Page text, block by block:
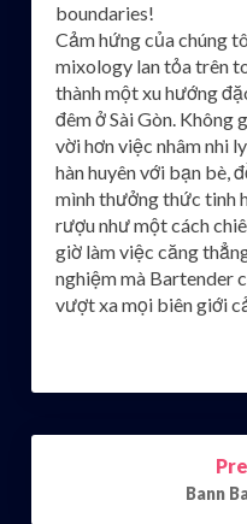
boundaries!
Cảm hứng của chúng
mixology lan tỏa trên
thành một xu hướng
đêm ở Sài Gòn.
vời hơn việc nhâm nhi
hàn huyên với bạn bè,
mình thưởng thức tinh
rượu như một cách
giờ làm việc căng
nghiệm mà Bartender
vượt xa mọi biên giới
Post
Bann